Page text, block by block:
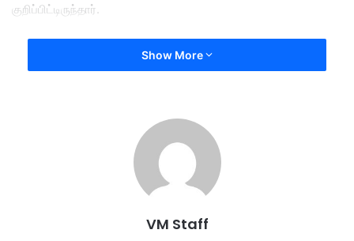
குறிப்பிட்டிருந்தார்.
ஆனால், சம்பவம் நடந்தபோது தான் வெளியே சென்றிருந்ததால்,
அவரது கணவர் மட்டும் வீட்டுக்குள் இருந்துள்ளார். இதனால்
இந்த மரம் ஆபத்தான நிலையில் இருப்பதாக அப்பகுதி மக்கள்
பலமுறை புகார் அளித்தும் அதிகாரிகள் நடவடிக்கை எடுக்கவில்லை
என்றும் அவர் குற்றம்சாட்டினார்.
உடனடியாக அகற்ற வேண்டும் என்றும் அவர் வலியுறுத்தினார்.
Show More
VM Staff